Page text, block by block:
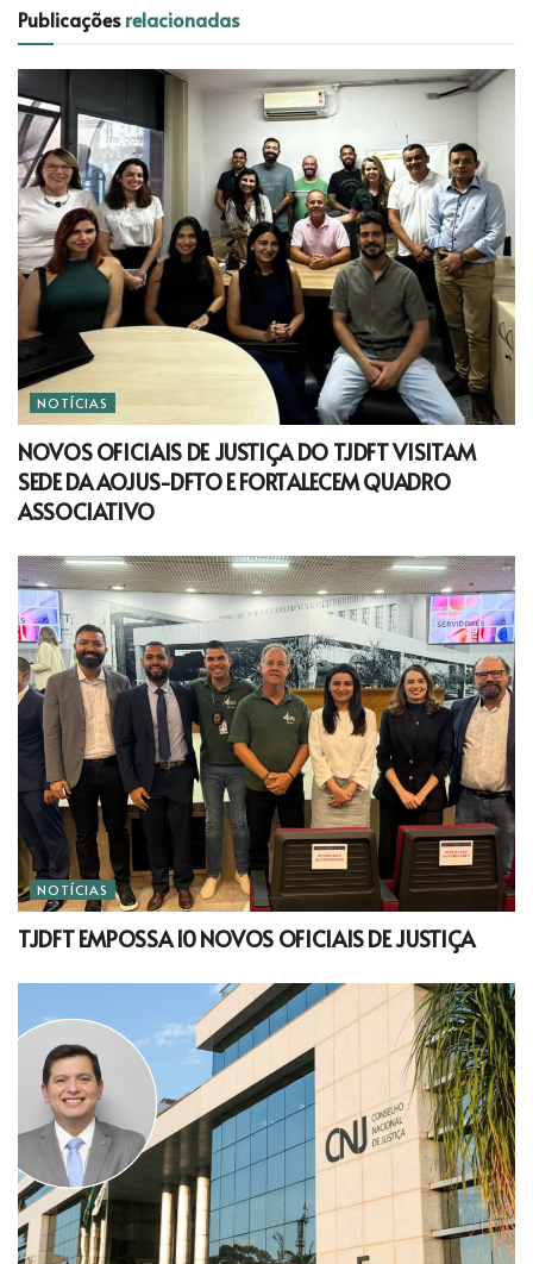
Publicaçõesrelacionadas
NOTÍCIAS
NOVOS OFICIAIS DE JUSTIÇA DO TJDFT VISITAM
SEDE DA AOJUS-DFTO E FORTALECEM QUADRO
ASSOCIATIVO
NOTÍCIAS
TJDFT EMPOSSA 10 NOVOS OFICIAIS DE JUSTIÇA